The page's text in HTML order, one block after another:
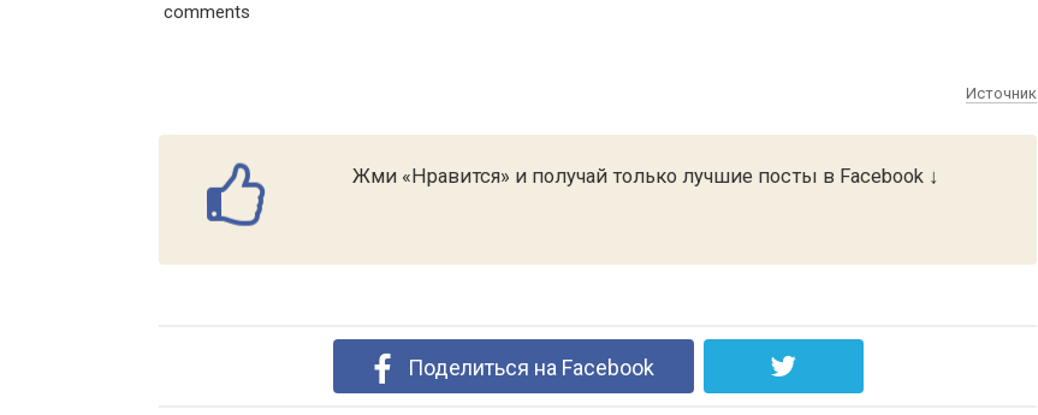
comments
Источник
Жми «Нравится» и получай только лучшие посты в Facebook ↓
Поделиться на Facebook